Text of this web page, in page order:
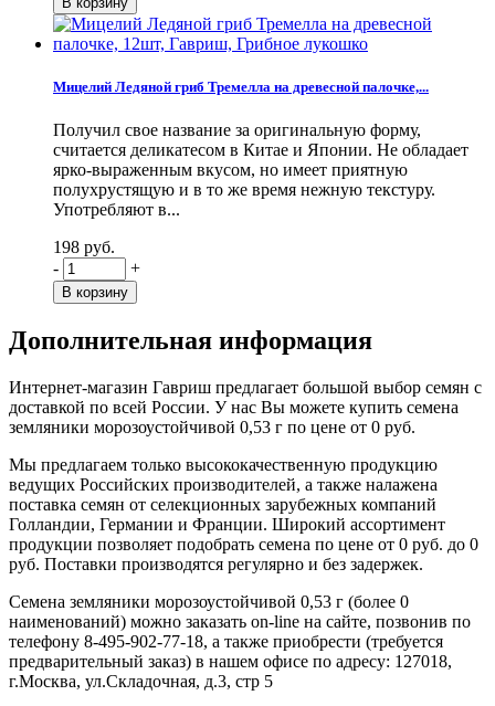
Мицелий Ледяной гриб Тремелла на древесной палочке,...
Получил свое название за оригинальную форму,
считается деликатесом в Китае и Японии. Не обладает
ярко-выраженным вкусом, но имеет приятную
полухрустящую и в то же время нежную текстуру.
Употребляют в...
198 руб.
-
+
Дополнительная информация
Интернет-магазин Гавриш предлагает большой выбор семян с
доставкой по всей России. У нас Вы можете купить семена
земляники морозоустойчивой 0,53 г по цене от 0 руб.
Мы предлагаем только высококачественную продукцию
ведущих Российских производителей, а также налажена
поставка семян от селекционных зарубежных компаний
Голландии, Германии и Франции. Широкий ассортимент
продукции позволяет подобрать семена по цене от 0 руб. до 0
руб. Поставки производятся регулярно и без задержек.
Семена земляники морозоустойчивой 0,53 г (более 0
наименований) можно заказать on-line на сайте, позвонив по
телефону 8-495-902-77-18, а также приобрести (требуется
предварительный заказ) в нашем офисе по адресу: 127018,
г.Москва, ул.Складочная, д.3, стр 5